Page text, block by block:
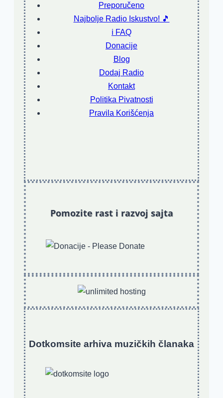
Preporučeno
Najbolje Radio Iskustvo! 🎵
ℹ️ FAQ
Donacije
Blog
Dodaj Radio
Kontakt
Politika Pivatnosti
Pravila Korišćenja
Pomozite rast i razvoj sajta
Dotkomsite arhiva muzičkih članaka